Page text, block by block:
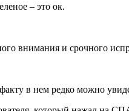
– это ок.
внимания и срочного
в нем редко можно